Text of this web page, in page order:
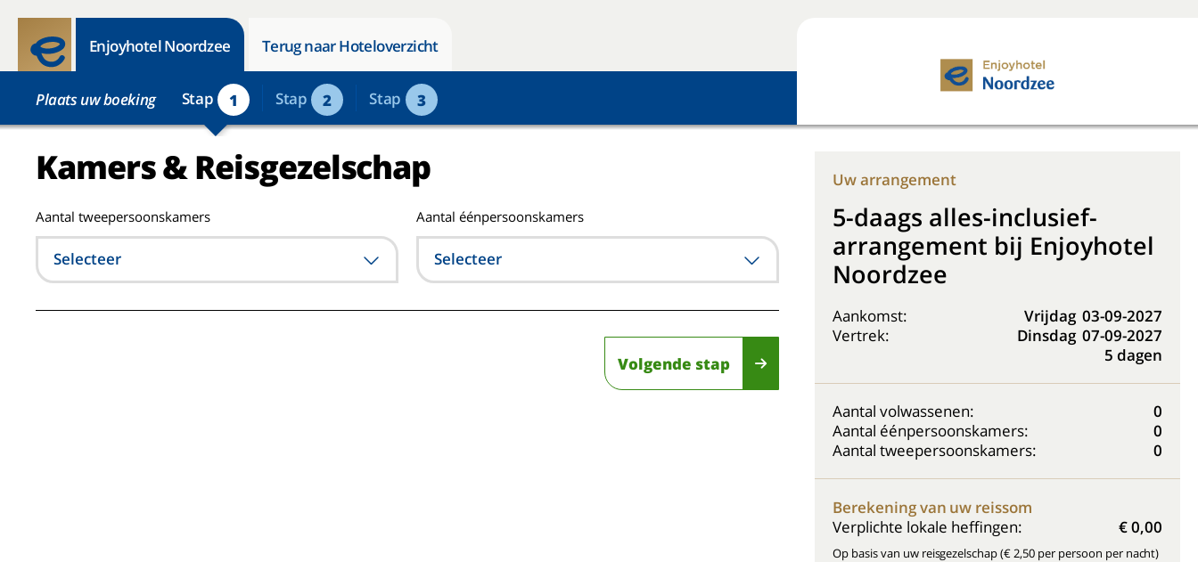
Enjoyhotel Noordzee Terug naar Hoteloverzicht
Plaats uw boeking Stap 1 Stap 2 Stap 3
Kamers & Reisgezelschap
Aantal tweepersoonskamers
Selecteer
Aantal éénpersoonskamers
Selecteer
Volgende stap
Uw arrangement
5-daags alles-inclusief-
arrangement bij Enjoyhotel
Noordzee
Aankomst: Vrijdag 03-09-2027
Vertrek:
Dinsdag 07-09-2027
5 dagen
Aantal volwassenen:
0
Aantal éénpersoonskamers:
0
Aantal tweepersoonskamers:
0
Berekening van uw reissom
Verplichte lokale heffingen:
€ 0,00
Op basis van uw reisgezelschap (€ 2,50 per persoon per nacht)